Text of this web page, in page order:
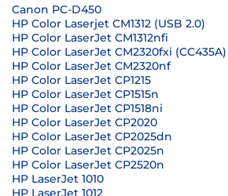
Canon PC-D450
HP Color Laserjet CM1312 (USB 2.0)
HP Color LaserJet CM1312nfi
HP Color LaserJet CM2320fxi (CC435A)
HP Color LaserJet CM2320nf
HP Color LaserJet CP1215
HP Color LaserJet CP1515n
HP Color LaserJet CP1518ni
HP Color LaserJet CP2020
HP Color LaserJet CP2025dn
HP Color LaserJet CP2025n
HP Color LaserJet CP2520n
HP LaserJet 1010
HP LaserJet 1012